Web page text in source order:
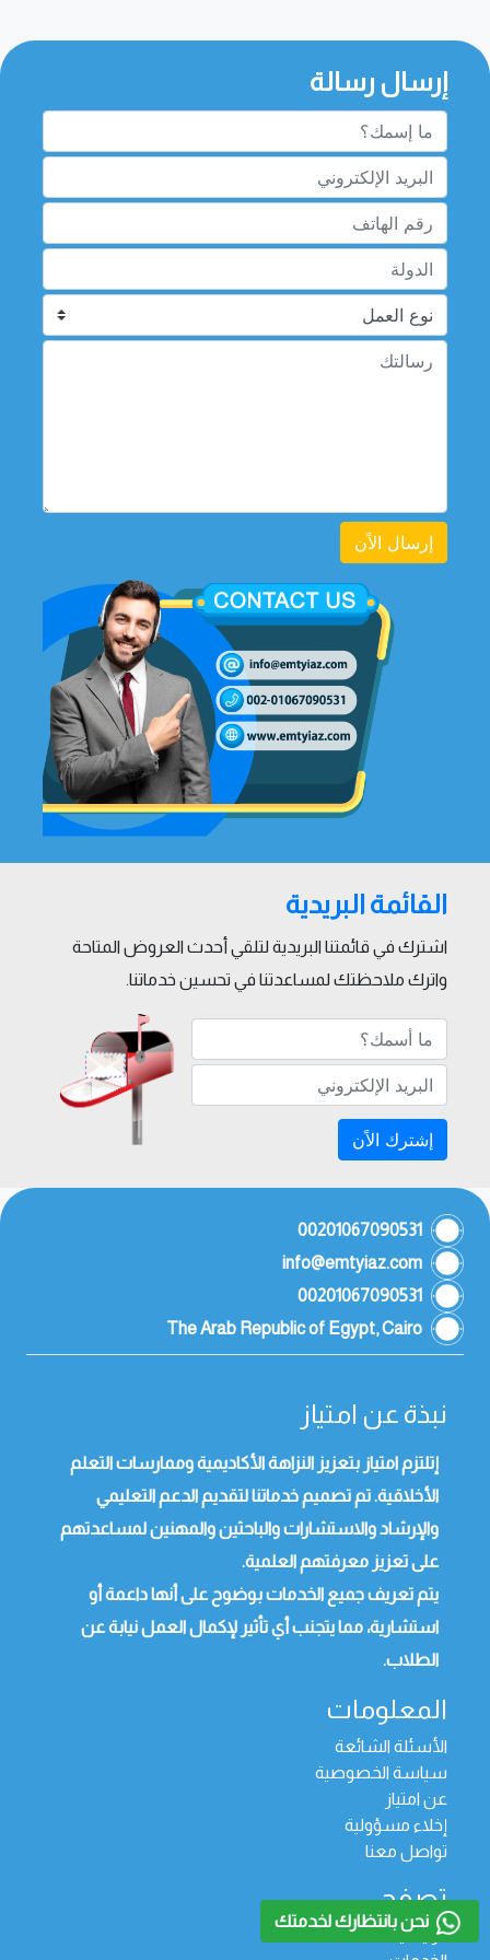
نحن بانتظارك لخدمتك
إرسال رسالة
إرسال الاًن
القائمة البريدية
اشترك في قائمتنا البريدية لتلقي أحدث العروض المتاحة
واترك ملاحظتك لمساعدتنا في تحسين خدماتنا.
إشترك الاًن
00201067090531
info@emtyiaz.com
00201067090531
The Arab Republic of Egypt, Cairo
نبذة عن امتياز
إتلتزم امتياز بتعزيز النزاهة الأكاديمية وممارسات التعلم
الأخلاقية. تم تصميم خدماتنا لتقديم الدعم التعليمي
والإرشاد والاستشارات والباحثين والمهنين لمساعدتهم
على تعزيز معرفتهم العلمية.
يتم تعريف جميع الخدمات بوضوح على أنها داعمة أو
استشارية، مما يتجنب أي تأثير لإكمال العمل نيابة عن
الطلاب.
المعلومات
الأسئلة الشائعة
سياسة الخصوصية
عن امتياز
إخلاء مسؤولية
تواصل معنا
تصفح
الرئيسية